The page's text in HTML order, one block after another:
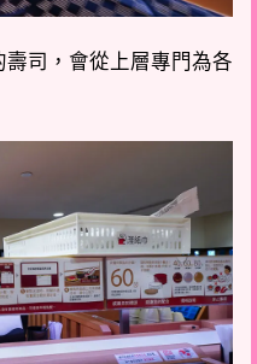
司，會從上層專門為各